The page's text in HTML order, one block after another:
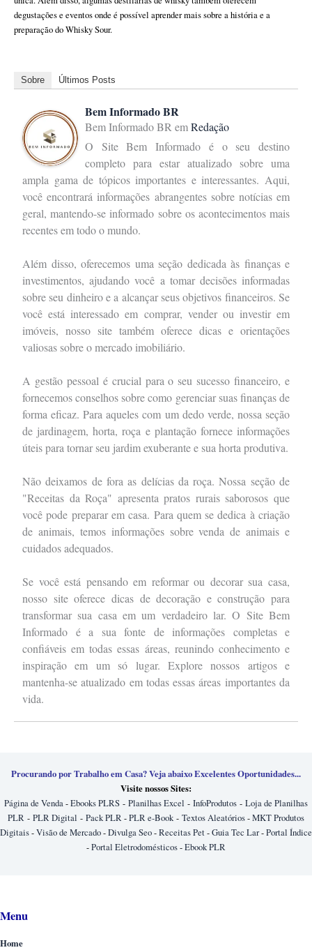
degustações e eventos onde é possível aprender mais sobre a história e a
preparação do Whisky Sour.
Sobre Últimos Posts
Bem Informado BR
Bem Informado BR emRedação
O Site Bem Informado é o seu destino
completo para estar atualizado sobre uma
ampla gama de tópicos importantes e interessantes. Aqui,
você encontrará informações abrangentes sobre notícias em
geral, mantendo-se informado sobre os acontecimentos mais
recentes em todo o mundo.
Além disso, oferecemos uma seção dedicada às finanças e
investimentos, ajudando você a tomar decisões informadas
sobre seu dinheiro e a alcançar seus objetivos financeiros. Se
você está interessado em comprar, vender ou investir em
imóveis, nosso site também oferece dicas e orientações
valiosas sobre o mercado imobiliário.
A gestão pessoal é crucial para o seu sucesso financeiro, e
fornecemos conselhos sobre como gerenciar suas finanças de
forma eficaz. Para aqueles com um dedo verde, nossa seção
de jardinagem, horta, roça e plantação fornece informações
úteis para tornar seu jardim exuberante e sua horta produtiva.
Não deixamos de fora as delícias da roça. Nossa seção de
"Receitas da Roça" apresenta pratos rurais saborosos que
você pode preparar em casa. Para quem se dedica à criação
de animais, temos informações sobre venda de animais e
cuidados adequados.
Se você está pensando em reformar ou decorar sua casa,
nosso site oferece dicas de decoração e construção para
transformar sua casa em um verdadeiro lar. O Site Bem
Informado é a sua fonte de informações completas e
confiáveis em todas essas áreas, reunindo conhecimento e
inspiração em um só lugar. Explore nossos artigos e
mantenha-se atualizado em todas essas áreas importantes da
vida.
Procurando por Trabalho em Casa? Veja abaixo Excelentes Oportunidades...
Visite nossos Sites:
Página de Venda-Ebooks PLRS - Planilhas Excel - InfoProdutos - Loja de Planilhas
PLR - PLR Digital - Pack PLR-PLR e-Book- Textos Aleatórios-MKT Produtos
Digitais-Visão de Mercado-Divulga Seo-Receitas Pet-Guia Tec Lar-Portal Índice
-Portal Eletrodomésticos-Ebook PLR
Menu
Home